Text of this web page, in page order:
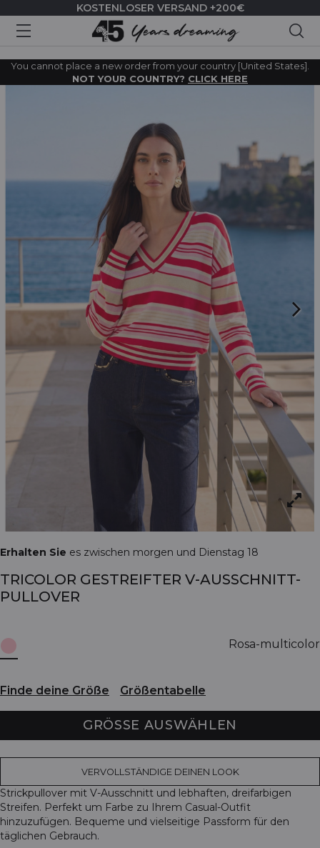
KOSTENLOSER VERSAND +200€
You cannot place a new order from your country [United States].
NOT YOUR COUNTRY? CLICK HERE
Erhalten Sie es zwischen morgen und Dienstag 18
TRICOLOR GESTREIFTER V-AUSSCHNITT-
PULLOVER
Rosa-multicolor
Finde deine Größe Größentabelle
GRÖSSE AUSWÄHLEN
VERVOLLSTÄNDIGE DEINEN LOOK
Strickpullover mit V-Ausschnitt und lebhaften, dreifarbigen
Streifen. Perfekt um Farbe zu Ihrem Casual-Outfit
hinzuzufügen. Bequeme und vielseitige Passform für den
täglichen Gebrauch.